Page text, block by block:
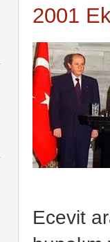
2001
Ecevit